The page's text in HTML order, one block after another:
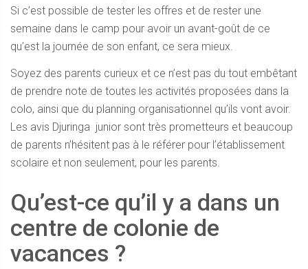
Si c’est possible de tester les offres et de rester une
semaine dans le camp pour avoir un avant-goût de ce
qu’est la journée de son enfant, ce sera mieux.
Soyez des parents curieux et ce n’est pas du tout embêtant
de prendre note de toutes les activités proposées dans la
colo, ainsi que du planning organisationnel qu’ils vont avoir.
Les avis Djuringa junior sont très prometteurs et beaucoup
de parents n’hésitent pas à le référer pour l’établissement
scolaire et non seulement, pour les parents.
Qu’est-ce qu’il y a dans un
centre de colonie de
vacances ?